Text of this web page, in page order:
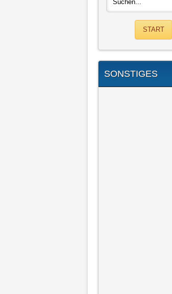
SONSTIGES